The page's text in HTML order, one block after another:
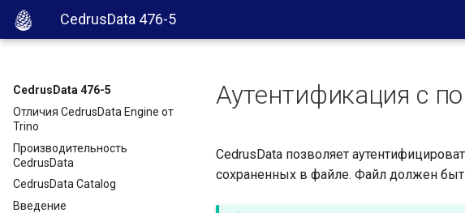
CedrusData 476-5
CedrusData 476-5
Отличия CedrusData Engine от
Trino
Производительность
CedrusData
CedrusData Catalog
Введение
Аутентификация с
CedrusData позволяет
сохраненных в файле. Файл должен